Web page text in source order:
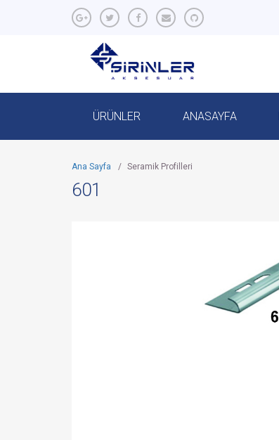
ÜRÜNLER ANASAYFA
Ana Sayfa / Seramik Profilleri
601